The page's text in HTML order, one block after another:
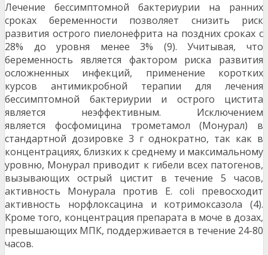
Лечение бессимптомной бактериурии на ранних
сроках беременности позволяет снизить риск
развития острого пиелонефрита на поздних сроках с
28% до уровня менее 3% (9). Учитывая, что
беременность является фактором риска развития
осложненных инфекций, применение коротких
курсов антимикробной терапии для лечения
бессимптомной бактериурии и острого цистита
является неэффективным. Исключением
является фосфомицина трометамол (Монурал) в
стандартной дозировке 3 г однократно, так как в
концентрациях, близких к среднему и максимальному
уровню, Монурал приводит к гибели всех патогенов,
вызывающих острый цистит в течение 5 часов,
активность Монурала против E. coli превосходит
активность норфлоксацина и котримоксазола (4).
Кроме того, концентрация препарата в моче в дозах,
превышающих МПК, поддерживается в течение 24-80
часов.